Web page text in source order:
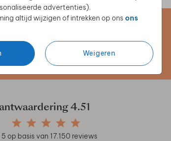
advertenties).
altijd wijzigen of intrekken op ons ons
Weigeren
4.51
5 op basis van 17.150 reviews